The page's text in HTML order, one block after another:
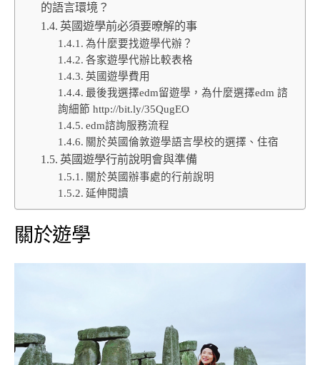
的語言環境？
英國遊學前必須要暸解的事
為什麼要找遊學代辦？
各家遊學代辦比較表格
英國遊學費用
最後我選擇edm留遊學，為什麼選擇edm 諮
詢細節 http://bit.ly/35QugEO
edm諮詢服務流程
關於英國倫敦遊學語言學校的選擇、住宿
英國遊學行前說明會與準備
關於英國辦事處的行前說明
延伸閱讀
關於遊學